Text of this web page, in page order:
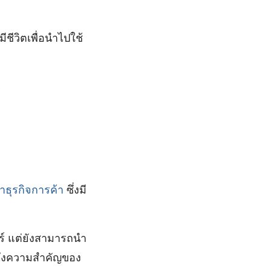
ชีวิตเพื่อนำไปใช้
รกิจการค้า ซึ่งมี
แต่ยังสามารถนำ
ความสำคัญของ